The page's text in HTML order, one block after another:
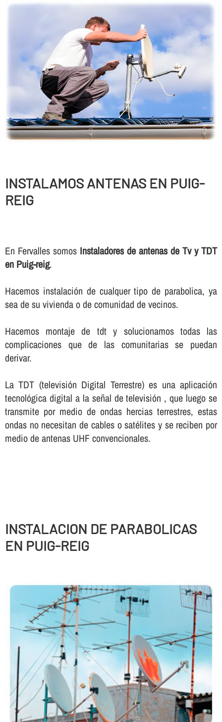
INSTALAMOS ANTENAS EN PUIG-
REIG
En Fervalles somos Instaladores de antenas de Tv y TDT
en Puig-reig.
Hacemos instalación de cualquer tipo de parabolica, ya
sea de su vivienda o de comunidad de vecinos.
Hacemos montaje de tdt y solucionamos todas las
complicaciones que de las comunitarias se puedan
derivar.
La TDT (televisión Digital Terrestre) es una aplicación
tecnológica digital a la señal de televisión , que luego se
transmite por medio de ondas hercias terrestres, estas
ondas no necesitan de cables o satélites y se reciben por
medio de antenas UHF convencionales.
INSTALACION DE PARABOLICAS
EN PUIG-REIG